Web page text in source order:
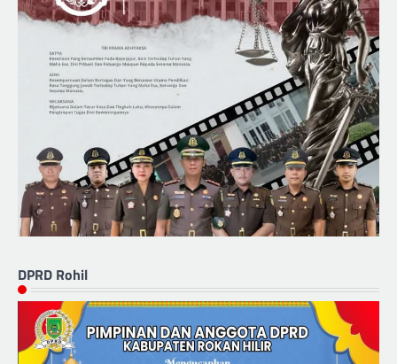
DPRD Rohil